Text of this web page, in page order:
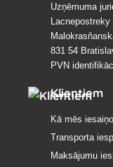
Uzņēmuma
Lacnepostreky
831 54
PVN
Klientiem
Kā mēs
Transporta
Maksājumu